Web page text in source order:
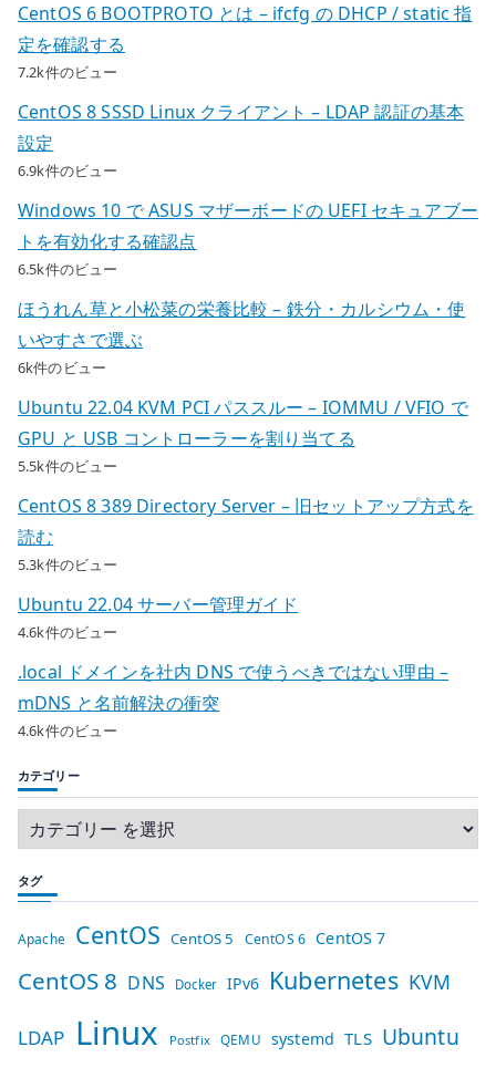
CentOS 6 BOOTPROTO とは – ifcfg の DHCP / static 指
定を確認する
7.2k件のビュー
CentOS 8 SSSD Linux クライアント – LDAP 認証の基本
設定
6.9k件のビュー
Windows 10 で ASUS マザーボードの UEFI セキュアブー
トを有効化する確認点
6.5k件のビュー
ほうれん草と小松菜の栄養比較 – 鉄分・カルシウム・使
いやすさで選ぶ
6k件のビュー
Ubuntu 22.04 KVM PCI パススルー – IOMMU / VFIO で
GPU と USB コントローラーを割り当てる
5.5k件のビュー
CentOS 8 389 Directory Server – 旧セットアップ方式を
読む
5.3k件のビュー
Ubuntu 22.04 サーバー管理ガイド
4.6k件のビュー
.local ドメインを社内 DNS で使うべきではない理由 –
mDNS と名前解決の衝突
4.6k件のビュー
カテゴリー
タグ
Apache CentOS CentOS 5 CentOS 6 CentOS 7
CentOS 8 DNS Docker IPv6 Kubernetes KVM
LDAP Linux Postfix QEMU systemd TLS Ubuntu